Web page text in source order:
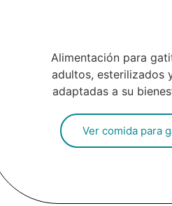
Alimentación para
adultos, esterilizados
adaptadas a su
Ver comida para